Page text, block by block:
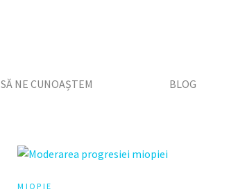
SĂ NE CUNOAȘTEM BLOG
MIOPIE